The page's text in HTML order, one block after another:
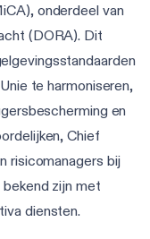
onderdeel van
(DORA). Dit
te harmoniseren,
en
Chief
risicomanagers bij
zijn met
diensten.